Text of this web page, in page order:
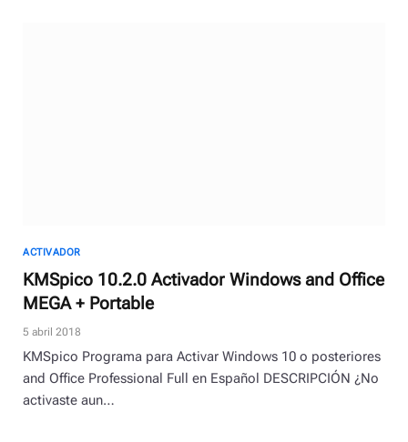
ACTIVADOR
KMSpico 10.2.0 Activador Windows and Office
MEGA + Portable
5 abril 2018
KMSpico Programa para Activar Windows 10 o posteriores
and Office Professional Full en Español DESCRIPCIÓN ¿No
activaste aun…